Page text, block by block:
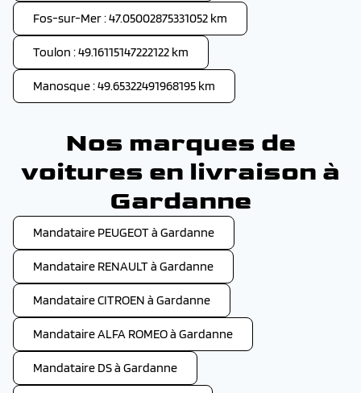
Fos-sur-Mer : 47.05002875331052 km
Toulon : 49.16115147222122 km
Manosque : 49.65322491968195 km
Nos marques de
voitures en livraison à
Gardanne
Mandataire PEUGEOT à Gardanne
Mandataire RENAULT à Gardanne
Mandataire CITROEN à Gardanne
Mandataire ALFA ROMEO à Gardanne
Mandataire DS à Gardanne